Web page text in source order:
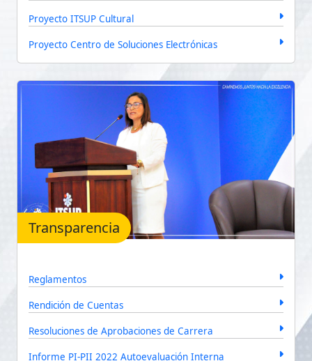
Proyecto ITSUP Cultural
Proyecto Centro de Soluciones Electrónicas
Transparencia
Reglamentos
Rendición de Cuentas
Resoluciones de Aprobaciones de Carrera
Informe PI-PII 2022 Autoevaluación Interna